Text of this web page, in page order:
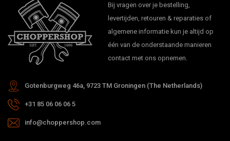
Bij vragen over je bestelling,
levertijden, retouren & reparaties of
algemene informatie kun je altijd op
één van de onderstaande manieren
contact met ons opnemen.
Gotenburgweg 46a, 9723 TM Groningen (The Netherlands)
+31 85 06 06 06 5
info@choppershop.com